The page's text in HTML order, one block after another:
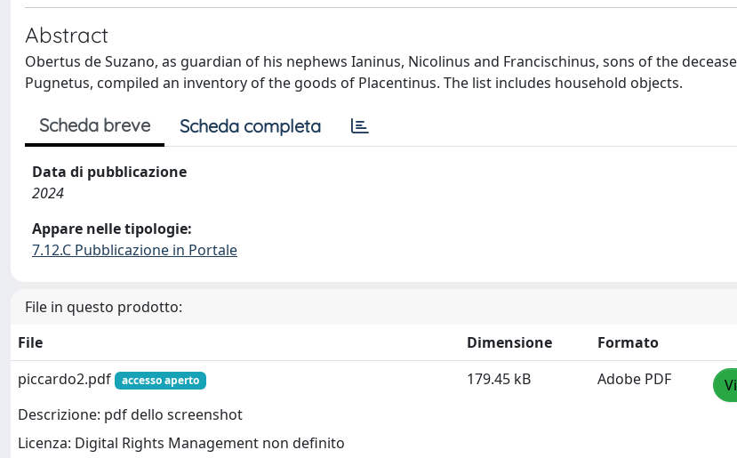
Abstract
Obertus de Suzano, as guardian of his nephews Ianinus, Nicolinus and Francischinus, sons of the
Pugnetus, compiled an inventory of the goods of Placentinus. The list includes household objects.
Scheda breve Scheda completa
Data di pubblicazione
2024
Appare nelle tipologie:
7.12.C Pubblicazione in Portale
File in questo prodotto:
File
Dimensione
Formato
piccardo2.pdf
accesso aperto
Descrizione: pdf dello screenshot
Licenza: Digital Rights Management non definito
179.45 kB Adobe PDF